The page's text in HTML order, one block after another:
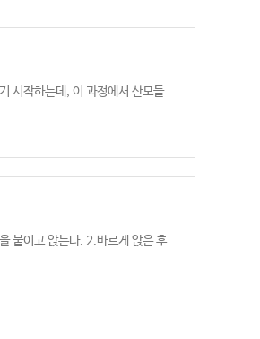
시작하는데, 이 과정에서 산모들
붙이고 앉는다. 2.바르게 앉은 후